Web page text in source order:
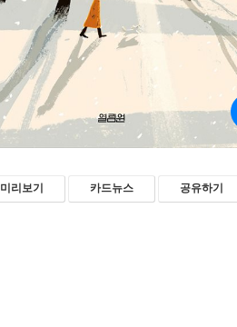
미리보기 카드뉴스 공유하기